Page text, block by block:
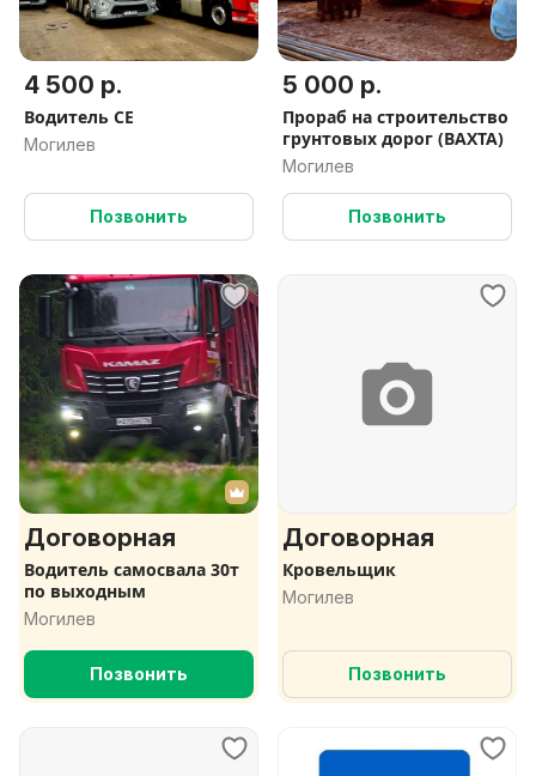
4 500 р.
Водитель CE
Могилев
Позвонить
5 000 р.
Прораб на строительство
грунтовых дорог (ВАХТА)
Могилев
Позвонить
Договорная
Водитель самосвала 30т
по выходным
Могилев
Позвонить
Договорная
Кровельщик
Могилев
Позвонить